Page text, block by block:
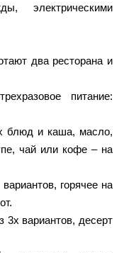
электрическими
два ресторана и
питание:
блюд и каша, масло,
чай или кофе – на
горячее на
3х вариантов, десерт